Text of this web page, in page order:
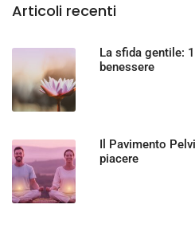
Articoli recenti
La sfida gentile:
benessere
Il Pavimento
piacere